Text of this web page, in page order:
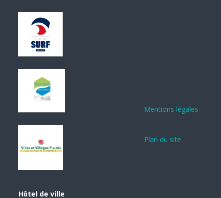
Hôtel de ville
Mentions légales
Plan du site